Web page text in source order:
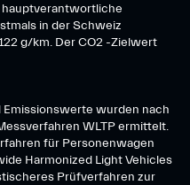
hauptverantwortliche
in der Schweiz
g/km. Der CO2 -Zielwert
wurden nach
WLTP ermittelt.
für Personenwagen
Harmonized Light Vehicles
Prüfverfahren zur